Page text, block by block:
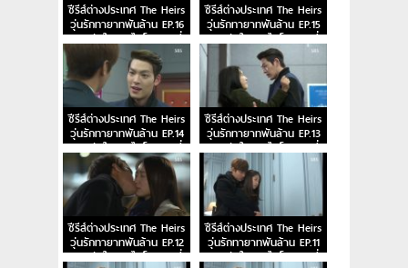
ซีรีส์ต่างประเทศ The Heirs
วุ่นรักทายาทพันล้าน EP.16
หยุดหัวใจนายไฮโซ ตอนที่
ซีรีส์ต่างประเทศ The Heirs
วุ่นรักทายาทพันล้าน EP.15
หยุดหัวใจนายไฮโซ ตอนที่
15
ซีรีส์ต่างประเทศ The Heirs
วุ่นรักทายาทพันล้าน EP.14
หยุดหัวใจนายไฮโซ ตอนที่
14
ซีรีส์ต่างประเทศ The Heirs
วุ่นรักทายาทพันล้าน EP.13
หยุดหัวใจนายไฮโซ ตอนที่
ซีรีส์ต่างประเทศ The Heirs
วุ่นรักทายาทพันล้าน EP.12
หยุดหัวใจนายไฮโซ ตอนที่
ซีรีส์ต่างประเทศ The Heirs
วุ่นรักทายาทพันล้าน EP.11
หยุดหัวใจนายไฮโซ ตอนที่